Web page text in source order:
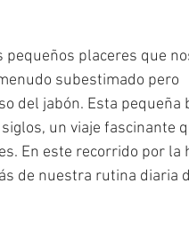
placeres que
subestimado pero
del jabón. Esta pequeña
un viaje fascinante
En este recorrido por la
de nuestra rutina diaria